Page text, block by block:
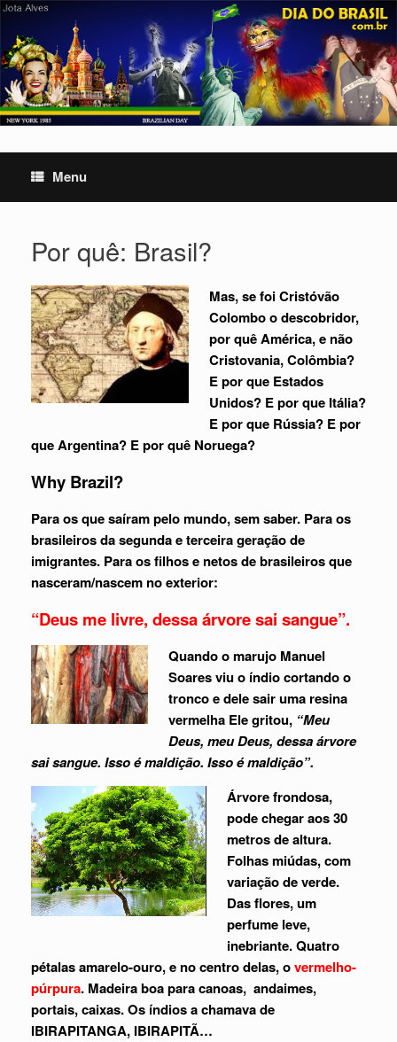
Skip
content
Menu
Por quê: Brasil?
Mas, se foi Cristóvão
Colombo o descobridor,
por quê América, e não
Cristovania, Colômbia?
E por que Estados
Unidos? E por que Itália?
E por que Rússia? E por
que Argentina? E por quê Noruega?
Why Brazil?
Para os que saíram pelo mundo, sem saber. Para os
brasileiros da segunda e terceira geração de
imigrantes. Para os filhos e netos de brasileiros que
nasceram/nascem no exterior:
“Deus me livre, dessa árvore sai sangue”.
Quando o marujo Manuel
Soares viu o índio cortando o
tronco e dele sair uma resina
vermelha Ele gritou, “Meu
Deus, meu Deus, dessa árvore
sai sangue. Isso é maldição. Isso é maldição”.
Árvore frondosa,
pode chegar aos 30
metros de altura.
Folhas miúdas, com
variação de verde.
Das flores, um
perfume leve,
inebriante. Quatro
pétalas amarelo-ouro, e no centro delas, overmelho-
púrpura. Madeira boa para canoas, andaimes,
portais, caixas. Os índios a chamava de
IBIRAPITANGA, IBIRAPITÃ…